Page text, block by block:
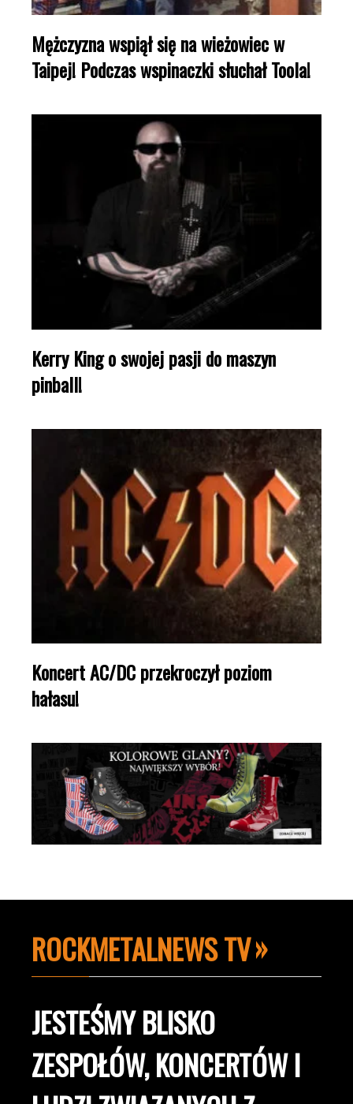
Mężczyzna wspiął się na wieżowiec w
Taipej! Podczas wspinaczki słuchał Toola!
Kerry King o swojej pasji do maszyn
pinball!
Koncert AC/DC przekroczył poziom
hałasu!
ROCKMETALNEWS TV
JESTEŚMY BLISKO
ZESPOŁÓW, KONCERTÓW I